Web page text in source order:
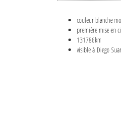
couleur blanche
première mise en
131786km
visible à Diego